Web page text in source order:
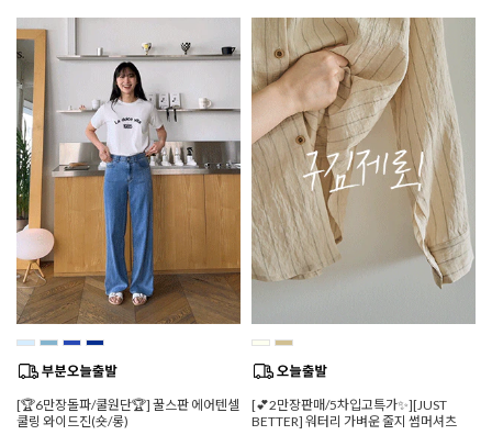
[🏆6만장돌파/쿨원단🏆] 꿀스판 에어텐셀
쿨링 와이드진(숏/롱)
[💕2만장판매/5차입고특가✨][JUST
BETTER] 워터리 가벼운 줄지 썸머셔츠